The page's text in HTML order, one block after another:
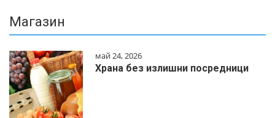
Магазин
май 24, 2026
Храна без излишни посредници